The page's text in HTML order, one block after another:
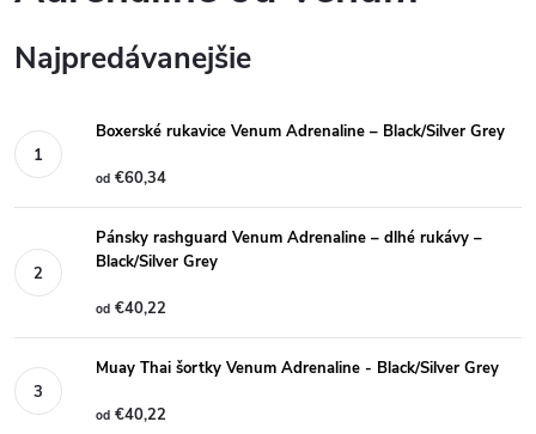
Najpredávanejšie
Boxerské rukavice Venum Adrenaline – Black/Silver Grey
od €60,34
Pánsky rashguard Venum Adrenaline – dlhé rukávy –
Black/Silver Grey
od €40,22
Muay Thai šortky Venum Adrenaline - Black/Silver Grey
od €40,22